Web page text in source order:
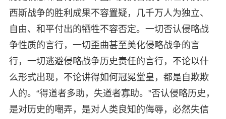
西斯战争的胜利成果不容置疑，几千万人为独立、
自由、和平付出的牺牲不容否定。一切否认侵略战
争性质的言行，一切歪曲甚至美化侵略战争的言
行，一切逃避侵略战争历史责任的言行，不论以什
么形式出现，不论讲得如何冠冕堂皇，都是自欺欺
人的。“得道者多助，失道者寡助。”否认侵略历史，
是对历史的嘲弄，是对人类良知的侮辱，必然失信